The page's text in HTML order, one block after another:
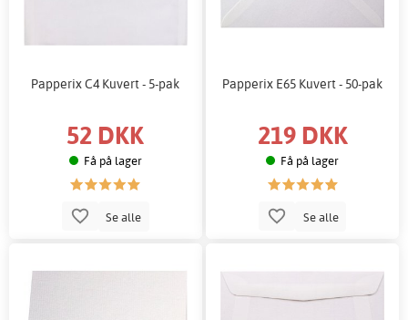
Papperix C4 Kuvert - 5-pak
52 DKK
Få på lager
Se alle
Papperix E65 Kuvert - 50-pak
219 DKK
Få på lager
Se alle